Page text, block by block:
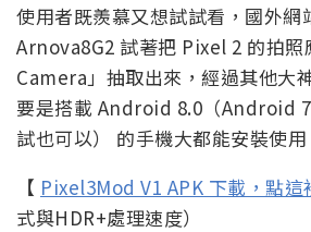
使用者既羨慕又想試試看，國外網
Arnova8G2 試著把 Pixel 2 的拍
Camera」抽取出來，經過其他大
要是搭載 Android 8.0（Android
試也可以） 的手機大都能安裝使用
【 Pixel3Mod V1 APK 下載，點這
式與HDR+處理速度）